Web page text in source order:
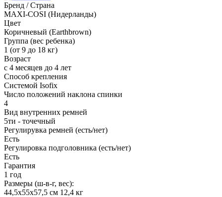
Бренд / Страна
MAXI-COSI (Нидерланды)
Цвет
Коричневый (Earthbrown)
Группа (вес ребенка)
1 (от 9 до 18 кг)
Возраст
с 4 месяцев до 4 лет
Способ крепления
Системой Isofix
Число положений наклона спинки
4
Вид внутренних ремней
5ти - точечный
Регулирувка ремней (есть/нет)
Есть
Регулировка подголовника (есть/нет)
Есть
Гарантия
1 год
Размеры (ш-в-г, вес):
44,5х55х57,5 см 12,4 кг